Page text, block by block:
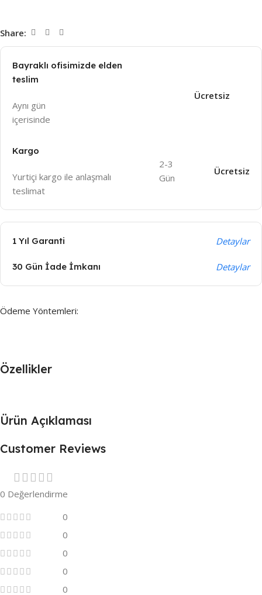
Share:
Bayraklı ofisimizde elden
teslim
Aynı gün
içerisinde
Ücretsiz
Kargo
Yurtiçi kargo ile anlaşmalı
teslimat
2-3
Gün
Ücretsiz
1 Yıl Garanti Detaylar
30 Gün İade İmkanı Detaylar
Ödeme Yöntemleri:
Ürün Açıklaması
Özellikler
Customer Reviews
0 Değerlendirme
0
0
0
0
0